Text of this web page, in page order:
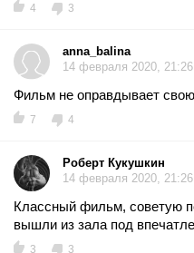
4 3
anna_balina
14 февраля 2020, 21:26
Фильм не оправдывает
7 4
Роберт Кукушкин
14 февраля 2020, 21:26
Классный фильм, советую
вышли из зала под
3 3